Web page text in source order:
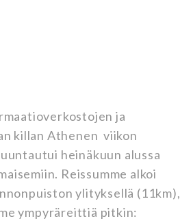
ja
killan Athenen viikon
heinäkuun alussa
Reissumme alkoi
ylityksellä (11km),
ympyräreittiä pitkin: